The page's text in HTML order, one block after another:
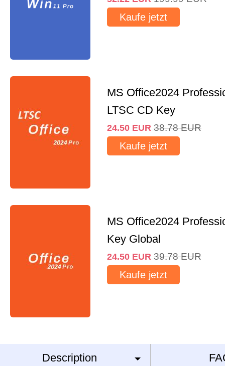
Kaufe jetzt
MS Office2024
LTSC CD Key
24.50 EUR 38.78 EUR
Kaufe jetzt
MS Office2024
Key Global
24.50 EUR 39.78 EUR
Kaufe jetzt
Description